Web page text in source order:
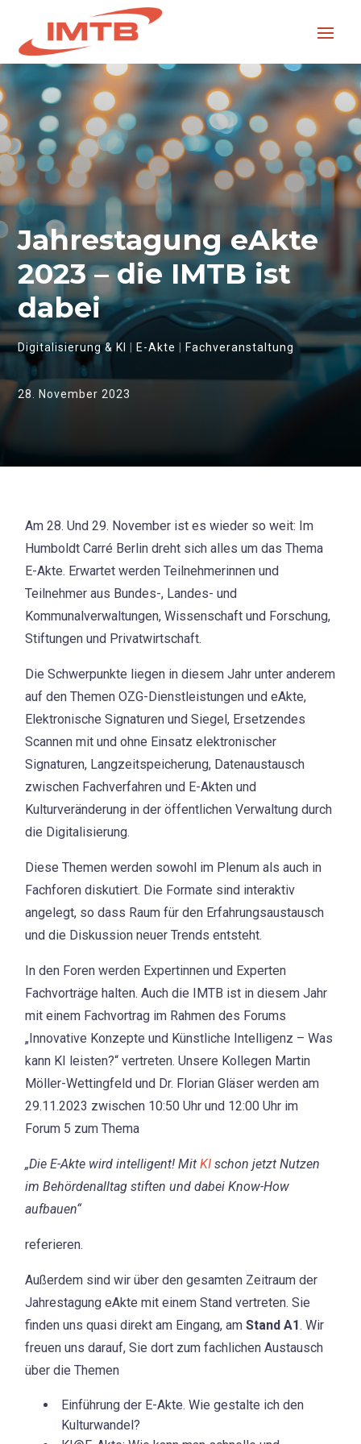
Jahrestagung eAkte
2023 – die IMTB ist
dabei
Digitalisierung & KI E-Akte Fachveranstaltung
28. November 2023
Am 28. Und 29. November ist es wieder so weit: Im
Humboldt Carré Berlin dreht sich alles um das Thema
E-Akte. Erwartet werden Teilnehmerinnen und
Teilnehmer aus Bundes-, Landes- und
Kommunalverwaltungen, Wissenschaft und Forschung,
Stiftungen und Privatwirtschaft.
Die Schwerpunkte liegen in diesem Jahr unter anderem
auf den Themen OZG-Dienstleistungen und eAkte,
Elektronische Signaturen und Siegel, Ersetzendes
Scannen mit und ohne Einsatz elektronischer
Signaturen, Langzeitspeicherung, Datenaustausch
zwischen Fachverfahren und E-Akten und
Kulturveränderung in der öffentlichen Verwaltung durch
die Digitalisierung.
Diese Themen werden sowohl im Plenum als auch in
Fachforen diskutiert. Die Formate sind interaktiv
angelegt, so dass Raum für den Erfahrungsaustausch
und die Diskussion neuer Trends entsteht.
In den Foren werden Expertinnen und Experten
Fachvorträge halten. Auch die IMTB ist in diesem Jahr
mit einem Fachvortrag im Rahmen des Forums
„Innovative Konzepte und Künstliche Intelligenz – Was
kann KI leisten?“ vertreten. Unsere Kollegen Martin
Möller-Wettingfeld und Dr. Florian Gläser werden am
29.11.2023 zwischen 10:50 Uhr und 12:00 Uhr im
Forum 5 zum Thema
„Die E-Akte wird intelligent! MitKI schon jetzt Nutzen
im Behördenalltag stiften und dabei Know-How
aufbauen“
referieren.
Außerdem sind wir über den gesamten Zeitraum der
Jahrestagung eAkte mit einem Stand vertreten. Sie
finden uns quasi direkt am Eingang, amStand A1. Wir
freuen uns darauf, Sie dort zum fachlichen Austausch
über die Themen
Einführung der E-Akte. Wie gestalte ich den
Kulturwandel?